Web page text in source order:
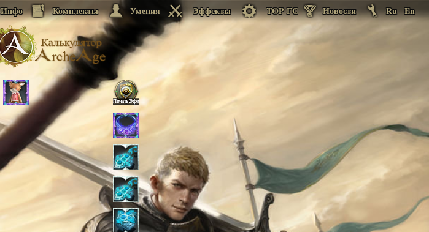
Инфо Комплекты Умения Эффекты TOP ГС Новости Ru En